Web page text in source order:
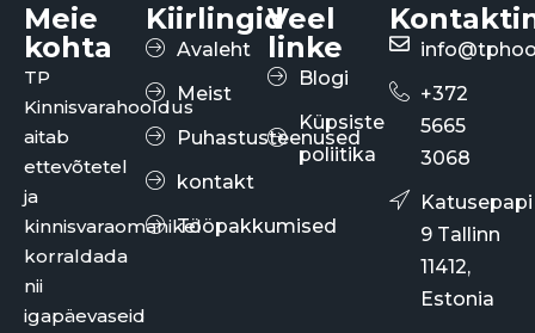
Meie
kohta
TP
Kinnisvarahooldus
aitab
ettevõtetel
ja
kinnisvaraomanikel
korraldada
nii
igapäevaseid
Kiirlingid
Avaleht
Meist
Puhastusteenused
kontakt
Tööpakkumised
Veel
linke
Blogi
Küpsiste
poliitika
+372
5665
3068
Katusepapi
9 Tallinn
11412,
Estonia